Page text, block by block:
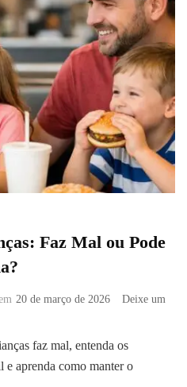
Faz Mal ou Pode
20 de março de 2026
Deixe um
faz mal, entenda os
e aprenda como manter o